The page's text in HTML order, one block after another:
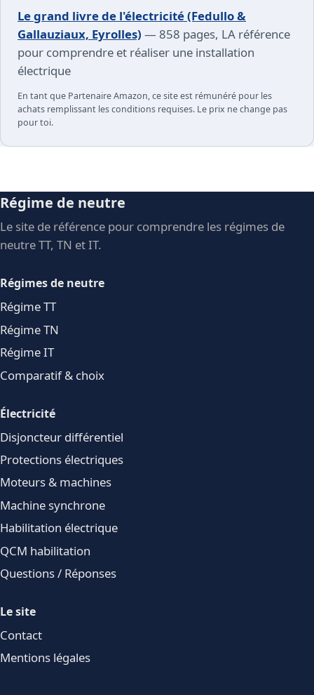
Le grand livre de l'électricité (Fedullo &
Gallauziaux, Eyrolles) — 858 pages, LA référence
pour comprendre et réaliser une installation
électrique
En tant que Partenaire Amazon, ce site est rémunéré pour les
achats remplissant les conditions requises. Le prix ne change pas
pour toi.
Régime de neutre
Le site de référence pour comprendre les régimes de
neutre TT, TN et IT.
Régimes de neutre
Régime TT
Régime TN
Régime IT
Comparatif & choix
Électricité
Disjoncteur différentiel
Protections électriques
Moteurs & machines
Machine synchrone
Habilitation électrique
QCM habilitation
Questions / Réponses
Le site
Contact
Mentions légales